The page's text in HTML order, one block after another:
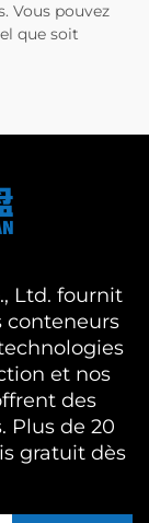
Vous pouvez
que soit
Ltd. fournit
conteneurs
et nos
des
Plus de 20
gratuit dès